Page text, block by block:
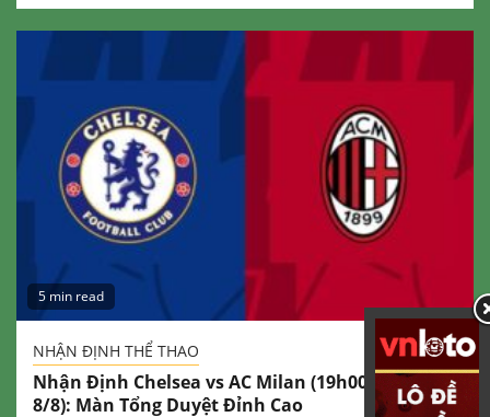
5 min read
NHẬN ĐỊNH THỂ THAO
Nhận Định Chelsea vs AC Milan (19h00 Ngày
8/8): Màn Tổng Duyệt Đỉnh Cao